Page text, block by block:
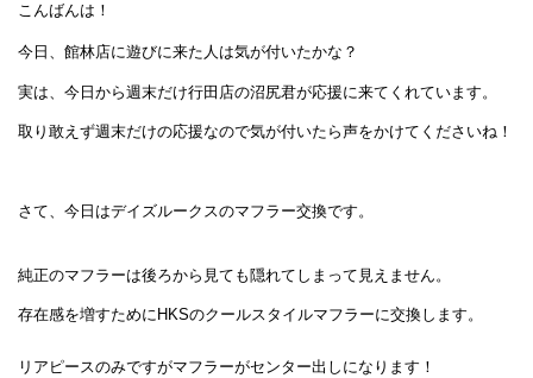
こんばんは！
今日、館林店に遊びに来た人は気が付いたかな？
実は、今日から週末だけ行田店の沼尻君が応援に来てくれています。
取り敢えず週末だけの応援なので気が付いたら声をかけてくださいね！
さて、今日はデイズルークスのマフラー交換です。
純正のマフラーは後ろから見ても隠れてしまって見えません。
存在感を増すためにHKSのクールスタイルマフラーに交換します。
リアピースのみですがマフラーがセンター出しになります！